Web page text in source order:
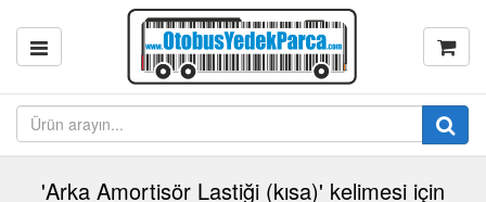
'Arka Amortisör Lastiği (kısa)' kelimesi için